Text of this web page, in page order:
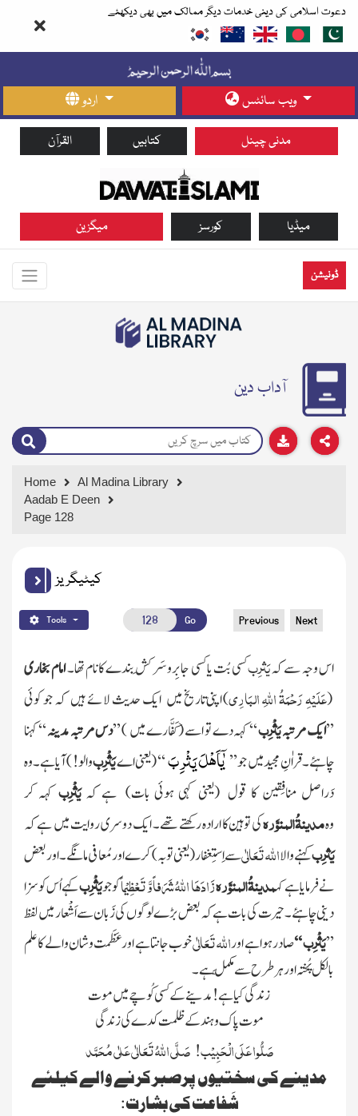
دعوت اسلامی کی دینی خدمات دیگر ممالک میں بھی دیکھئے
اردو ویب سائٹس
القرآن کتابیں مدنی چینل
میگزین کورسز میڈیا
ڈونیشن
آداب دین
Home
Al Madina Library
Aadab E Deen
Page 128
کیٹیگریز
Tools Go Previous Next
اس وجہ سے کہیَثرِبکسی بُت یا کسی جابِروسَرکَش بندے کانام تھا۔امام بخاری
(عَلَیْہِ رَحْمَۃُ اللہِ البَارِی)اپنی تاریخ میں ایک حدیث لائے ہیں کہ جو کوئی
’’ایک مرتبہیَثْرِب‘‘ کہہ دے تو اسے( کَفَّارے میں )’’دس مرتبہ مدینہ‘‘ کہنا
چاہئے۔ قراٰنِ مجیدمیں جو’’ یٰۤاَهْلَ یَثْرِبَ‘‘( یعنی اےیَثْرِبوالو! )آیا ہے۔وہ
دَراصل منافِقین کا قول (یعنی کہی ہوئی بات) ہےکہیَثْرِبکہہ کر
وہمدینۃُالمنوَّرہکی توہین کا ارادہ رکھتے تھے۔ ایک دوسری روایت میں ہے کہ
یَثرِبکہنے والااللہ تَعَالٰیسے اِستِغفار(یعنی توبہ)کرے اور مُعافی مانگے ۔اور بعض
نے فرمایا ہے کہمدینۃُالمنوَّرہزَادَھَا اللہُ شَرَفاً وَّ تَعْظِیْماًکو جویَثْرِبکہے اُس کو سزا
دینی چاہئے ۔ حیرت کی بات ہے کہ بعض بڑے لوگوں کی زَبان سے اَشْعار میں لفظ
’’یَثْرِب‘‘صادر ہوا ہے اوراللہ تَعَالٰیخوب جانتا ہے اورعَظَمت و شان والے کا علم
بالکل پُختہ اورہر طرح سے مکمَّل ہے۔
زندگی کیا ہے! مدینے کے کسی کُوچے میں موت
موت پاک و ہند کے ظلمت کدے کی زندگی
صَلُّوا عَلَی الْحَبِیْب! صَلَّی اللہُ تَعَالٰی عَلٰی مُحَمَّد
مدینے کی سختیوں پرصبر کرنے والے کیلئے
شَفاعت کی بشارت: